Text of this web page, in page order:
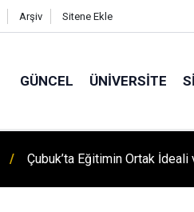
Arşiv Sitene Ekle
GÜNCEL ÜNIVERSITE
ÇUBUK’TA ‘YAZA